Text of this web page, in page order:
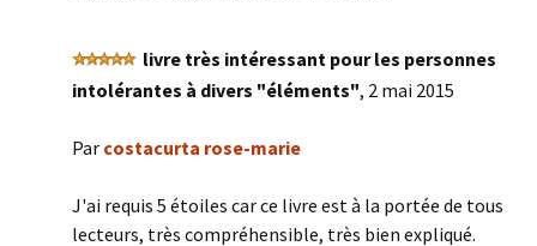
livre très intéressant pour les personnes
intolérantes à divers "éléments", 2 mai 2015
Par costacurta rose-marie
J'ai requis 5 étoiles car ce livre est à la portée de tous
lecteurs, très compréhensible, très bien expliqué.